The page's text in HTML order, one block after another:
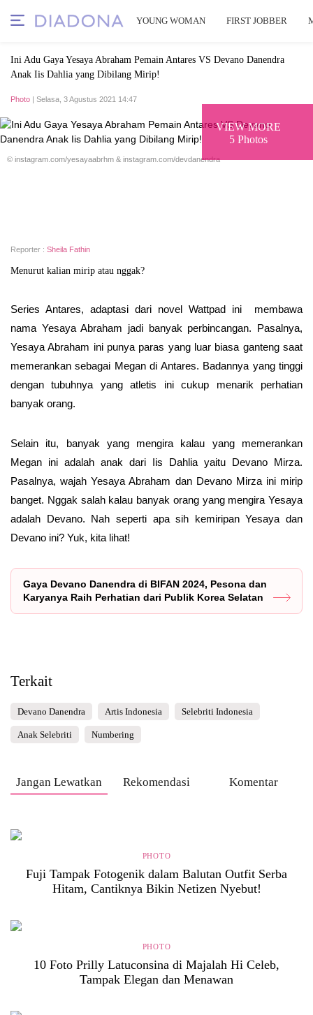
YOUNG WOMAN FIRST JOBBER
Ini Adu Gaya Yesaya Abraham Pemain Antares VS Devano Danendra
Anak Iis Dahlia yang Dibilang Mirip!
Photo | Selasa, 3 Agustus 2021 14:47
VIEW MORE
5 Photos
© instagram.com/yesayaabrhm & instagram.com/devdanendra
Reporter : Sheila Fathin
Menurut kalian mirip atau nggak?
Series Antares, adaptasi dari novel Wattpad ini membawa
nama Yesaya Abraham jadi banyak perbincangan. Pasalnya,
Yesaya Abraham ini punya paras yang luar biasa ganteng saat
memerankan sebagai Megan di Antares. Badannya yang tinggi
dengan tubuhnya yang atletis ini cukup menarik perhatian
banyak orang.
Selain itu, banyak yang mengira kalau yang memerankan
Megan ini adalah anak dari Iis Dahlia yaitu Devano Mirza.
Pasalnya, wajah Yesaya Abraham dan Devano Mirza ini mirip
banget. Nggak salah kalau banyak orang yang mengira Yesaya
adalah Devano. Nah seperti apa sih kemiripan Yesaya dan
Devano ini? Yuk, kita lihat!
Gaya Devano Danendra di BIFAN 2024, Pesona dan
Karyanya Raih Perhatian dari Publik Korea Selatan
Terkait
Devano Danendra Artis Indonesia Selebriti Indonesia
Anak Selebriti Numbering
Jangan Lewatkan Rekomendasi Komentar
PHOTO
Fuji Tampak Fotogenik dalam Balutan Outfit Serba
Hitam, Cantiknya Bikin Netizen Nyebut!
PHOTO
10 Foto Prilly Latuconsina di Majalah Hi Celeb,
Tampak Elegan dan Menawan